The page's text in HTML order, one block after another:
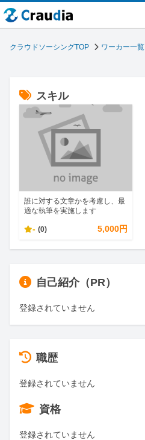
クラウドソーシングTOP ワーカー一覧
スキル
誰に対する文章かを考慮し、最
適な執筆を実施します
- (0) 5,000円
自己紹介（PR）
登録されていません
職歴
登録されていません
資格
登録されていません